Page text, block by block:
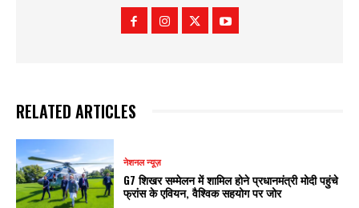
RELATED ARTICLES
नेशनल न्यूज़
G7 शिखर सम्मेलन में शामिल होने प्रधानमंत्री मोदी पहुंचे
फ्रांस के एवियन, वैश्विक सहयोग पर जोर